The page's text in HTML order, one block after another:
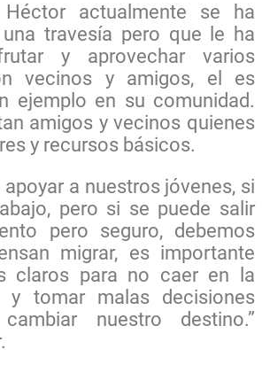
actualmente se ha
travesía pero que le ha
y aprovechar varios
vecinos y amigos, el es
ejemplo en su comunidad.
amigos y vecinos quienes
y recursos básicos.
a nuestros jóvenes, si
pero si se puede salir
pero seguro, debemos
migrar, es importante
claros para no caer en la
y tomar malas decisiones
nuestro destino.”